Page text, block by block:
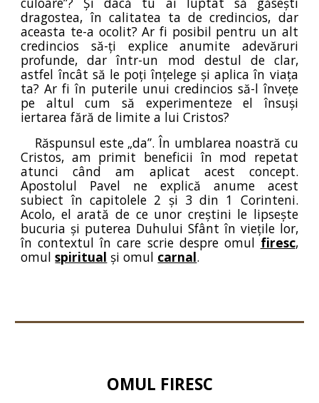
dragostea, în calitatea ta de credincios, dar
aceasta te-a ocolit? Ar fi posibil pentru un alt
credincios să-ți explice anumite adevăruri
profunde, dar într-un mod destul de clar,
astfel încât să le poți înțelege și aplica în viața
ta? Ar fi în puterile unui credincios să-l învețe
pe altul cum să experimenteze el însuși
iertarea fără de limite a lui Cristos?
Răspunsul este „da”. În umblarea noastră cu
Cristos, am primit beneficii în mod repetat
atunci când am aplicat acest concept.
Apostolul Pavel ne explică anume acest
subiect în capitolele 2 și 3 din 1 Corinteni.
Acolo, el arată de ce unor creștini le lipsește
bucuria și puterea Duhului Sfânt în viețile lor,
în contextul în care scrie despre omul firesc,
omulspiritual și omul carnal.
OMUL FIRESC